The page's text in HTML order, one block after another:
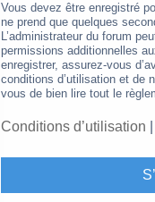
Vous devez être enregistré
ne prend que quelques
L’administrateur du forum
permissions additionnelles
enregistrer, assurez-vous
conditions d’utilisation et de
vous de bien lire tout le
Conditions d’utilisation